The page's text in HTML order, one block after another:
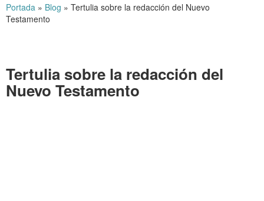
Portada » Blog » Tertulia sobre la redacción del Nuevo
Testamento
Tertulia sobre la redacción del
Nuevo Testamento